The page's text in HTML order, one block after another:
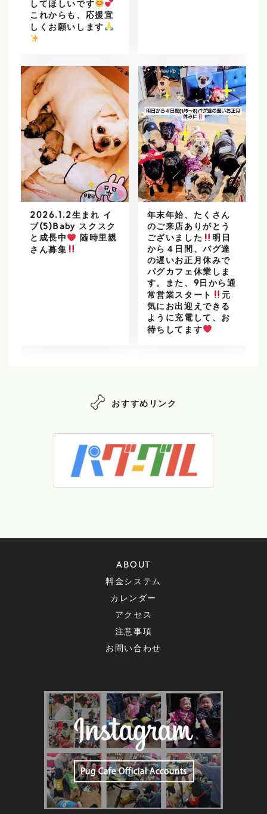
してほしいです
これからも、応援宜
しくお願いします
2026.1.2生まれ イ
ブ(5)Baby スクスク
と成長中
随時里親
さん募集
年末年始、たくさん
のご来店ありがとう
ございました
明日
から４日間、パグ達
の遅いお正月休みで
パグカフェ休業しま
す。また、9日から通
常営業スタート
元
気にお出迎えできる
ように充電して、お
待ちしてます
おすすめリンク
ABOUT
料金システム
カレンダー
アクセス
注意事項
お問い合わせ